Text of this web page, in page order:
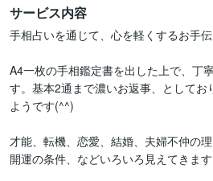
サービス内容
手相占いを通じて、心を軽くするお手伝
A4一枚の手相鑑定書を出した上で、丁
す。基本2通まで濃いお返事、としてお
ようです(^^)
才能、転機、恋愛、結婚、夫婦不仲の
開運の条件、などいろいろ見えてきます